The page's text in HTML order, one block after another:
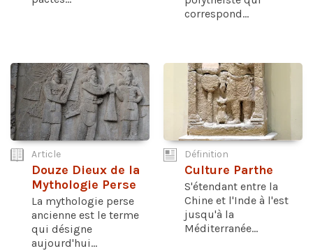
correspond...
Article
Douze Dieux de la
Mythologie Perse
La mythologie perse
ancienne est le terme
qui désigne
aujourd'hui...
Définition
Culture Parthe
S'étendant entre la
Chine et l'Inde à l'est
jusqu'à la
Méditerranée...